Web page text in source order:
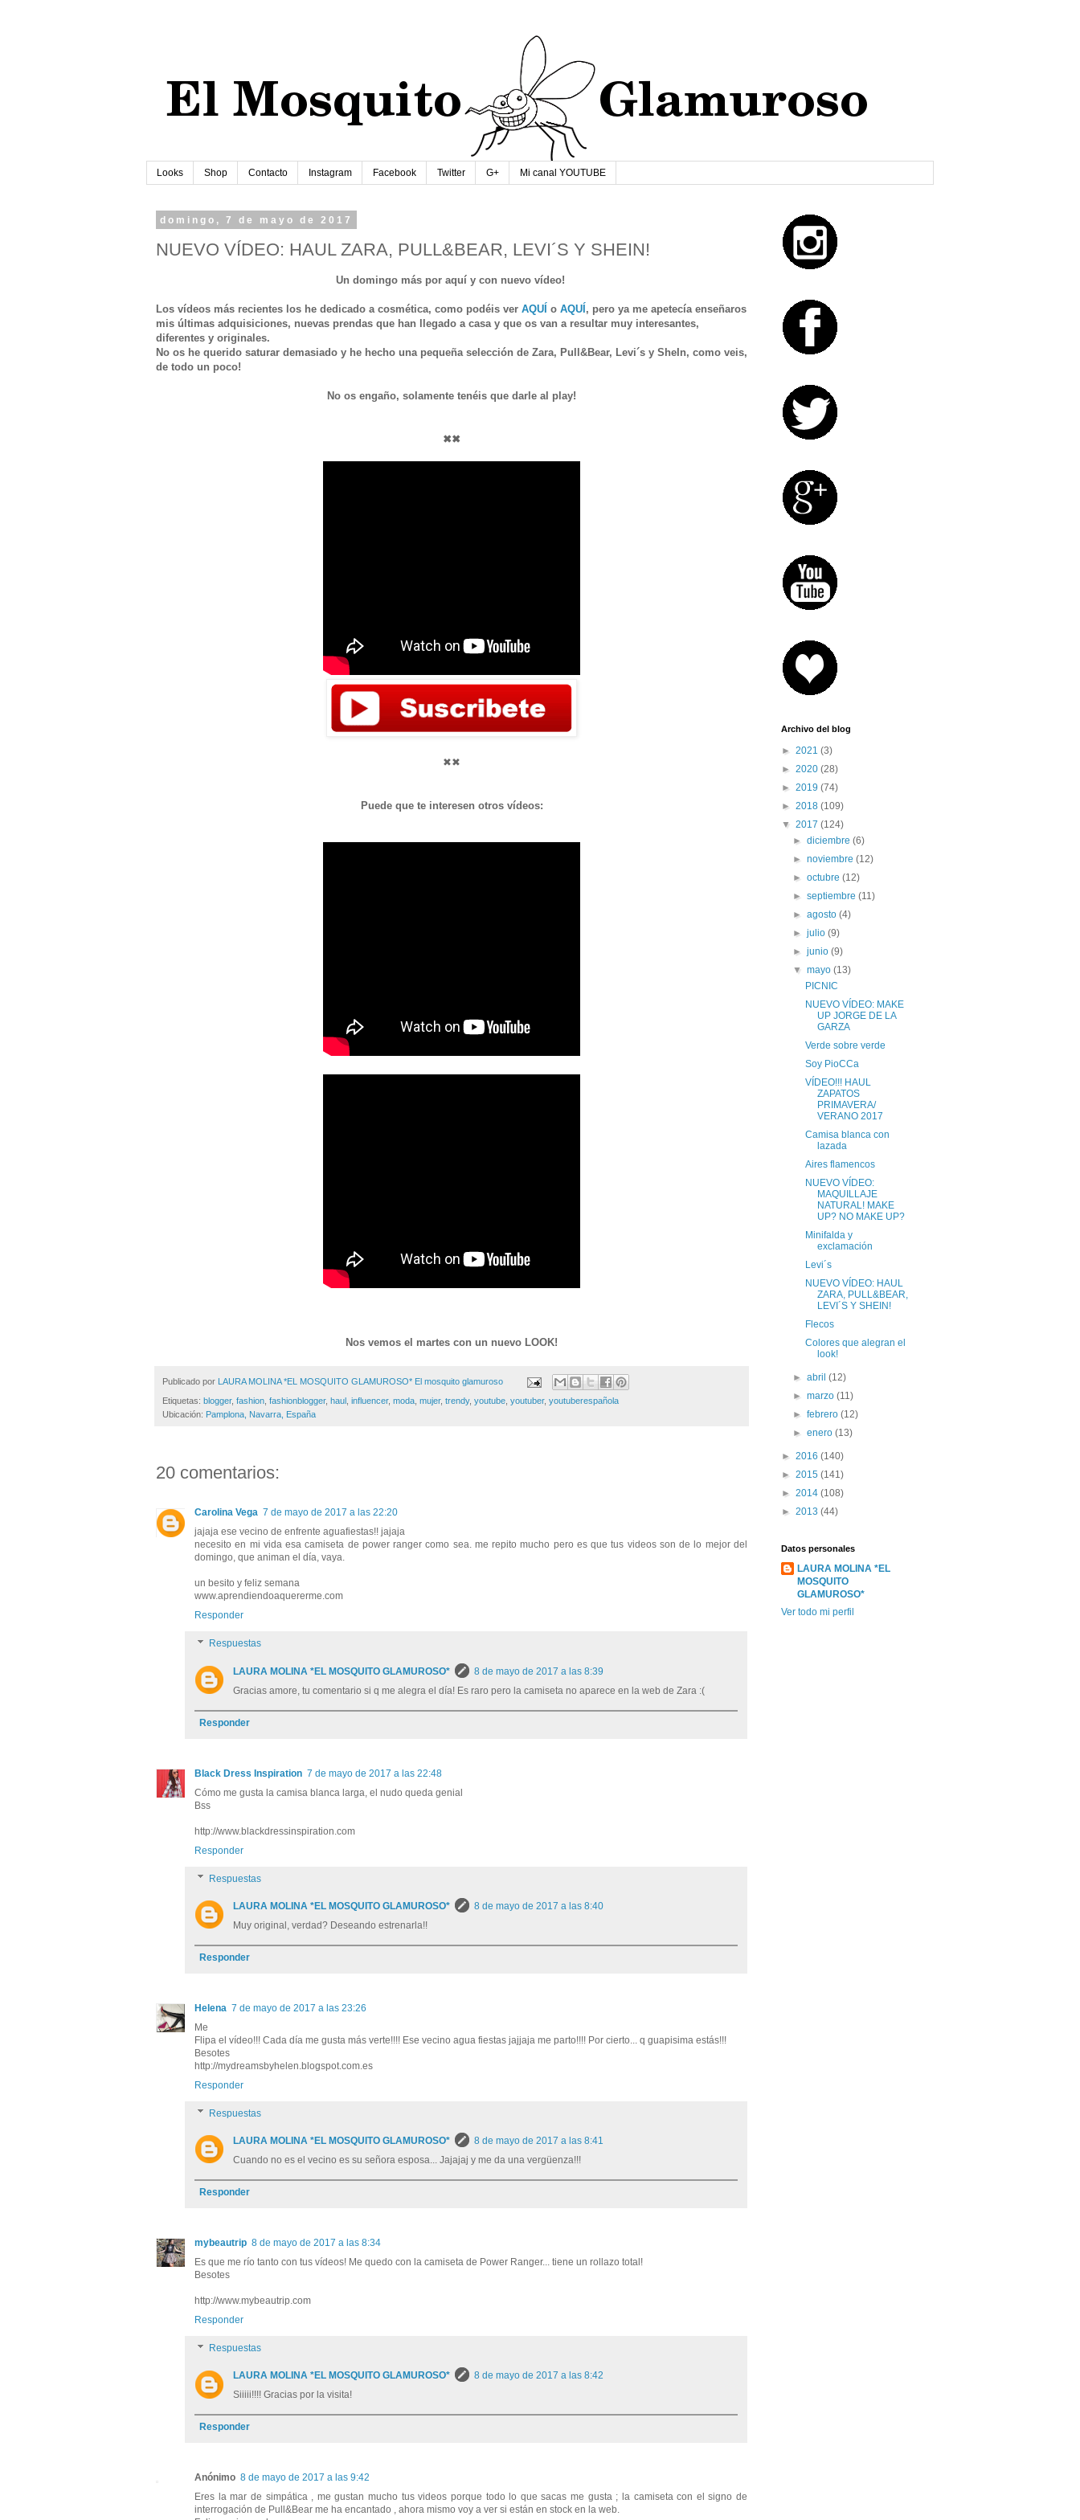
Looks Shop Contacto Instagram Facebook Twitter G+ Mi canal YOUTUBE
domingo, 7 de mayo de 2017
NUEVO VÍDEO: HAUL ZARA, PULL&BEAR, LEVI´S Y SHEIN!
Un domingo más por aquí y con nuevo vídeo!
Los vídeos más recientes los he dedicado a cosmética, como podéis ver AQUÍ o AQUÍ , pero ya me apetecía enseñaros
mis últimas adquisiciones, nuevas prendas que han llegado a casa y que os van a resultar muy interesantes,
diferentes y originales.
No os he querido saturar demasiado y he hecho una pequeña selección de Zara, Pull&Bear, Levi´s y SheIn, como veis,
de todo un poco!
No os engaño, solamente tenéis que darle al play!
✖✖
✖✖
Puede que te interesen otros vídeos:
Nos vemos el martes con un nuevo LOOK!
Publicado por LAURA MOLINA *EL MOSQUITO GLAMUROSO* El mosquito glamuroso
Etiquetas: blogger, fashion, fashionblogger, haul , influencer, moda, mujer, trendy, youtube, youtuber, youtuberespañola
Ubicación: Pamplona, Navarra, España
20 comentarios:
Carolina Vega 7 de mayo de 2017 a las 22:20
jajaja ese vecino de enfrente aguafiestas!! jajaja
necesito en mi vida esa camiseta de power ranger como sea. me repito mucho pero es que tus videos son de lo mejor del
domingo, que animan el día, vaya.
un besito y feliz semana
www.aprendiendoaquererme.com
Responder
Respuestas
LAURA MOLINA *EL MOSQUITO GLAMUROSO*
8 de mayo de 2017 a las 8:39
Gracias amore, tu comentario si q me alegra el día! Es raro pero la camiseta no aparece en la web de Zara :(
Responder
Black Dress Inspiration 7 de mayo de 2017 a las 22:48
Cómo me gusta la camisa blanca larga, el nudo queda genial
Bss
http://www.blackdressinspiration.com
Responder
Respuestas
LAURA MOLINA *EL MOSQUITO GLAMUROSO*
8 de mayo de 2017 a las 8:40
Muy original, verdad? Deseando estrenarla!!
Responder
Helena 7 de mayo de 2017 a las 23:26
Me
Flipa el vídeo!!! Cada día me gusta más verte!!!! Ese vecino agua fiestas jajjaja me parto!!!! Por cierto... q guapisima estás!!!
Besotes
http://mydreamsbyhelen.blogspot.com.es
Responder
Respuestas
LAURA MOLINA *EL MOSQUITO GLAMUROSO*
8 de mayo de 2017 a las 8:41
Cuando no es el vecino es su señora esposa... Jajajaj y me da una vergüenza!!!
Responder
mybeautrip 8 de mayo de 2017 a las 8:34
Es que me río tanto con tus vídeos! Me quedo con la camiseta de Power Ranger... tiene un rollazo total!
Besotes
http://www.mybeautrip.com
Responder
Respuestas
LAURA MOLINA *EL MOSQUITO GLAMUROSO*
8 de mayo de 2017 a las 8:42
Siiiii!!!! Gracias por la visita!
Responder
Anónimo 8 de mayo de 2017 a las 9:42
Eres la mar de simpática , me gustan mucho tus videos porque todo lo que sacas me gusta ; la camiseta con el signo de
interrogación de Pull&Bear me ha encantado , ahora mismo voy a ver si están en stock en la web.
Archivo del blog
► 2021 (3)
► 2020 (28)
► 2019 (74)
► 2018 (109)
▼ 2017 (124)
►diciembre(6)
►noviembre(12)
►octubre(12)
►septiembre(11)
►agosto(4)
►julio(9)
►junio(9)
▼mayo(13)
PICNIC
NUEVO VÍDEO: MAKE
UP JORGE DE LA
GARZA
Verde sobre verde
Soy PioCCa
VÍDEO!!! HAUL
ZAPATOS
PRIMAVERA/
VERANO 2017
Camisa blanca con
lazada
Aires flamencos
NUEVO VÍDEO:
MAQUILLAJE
NATURAL! MAKE
UP? NO MAKE UP?
Minifalda y
exclamación
Levi´s
NUEVO VÍDEO: HAUL
ZARA, PULL&BEAR,
LEVI´S Y SHEIN!
Flecos
Colores que alegran el
look!
►abril(12)
►marzo(11)
►febrero(12)
►enero(13)
► 2016 (140)
► 2015 (141)
► 2014 (108)
► 2013 (44)
Datos personales
LAURA MOLINA *EL
MOSQUITO
GLAMUROSO*
Ver todo mi perfil